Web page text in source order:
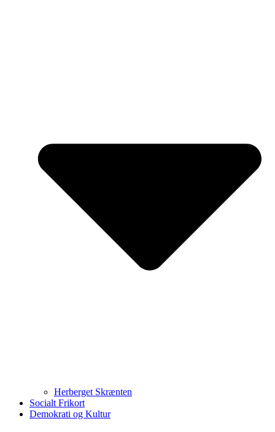
Herberget Skrænten
Socialt Frikort
Demokrati og Kultur